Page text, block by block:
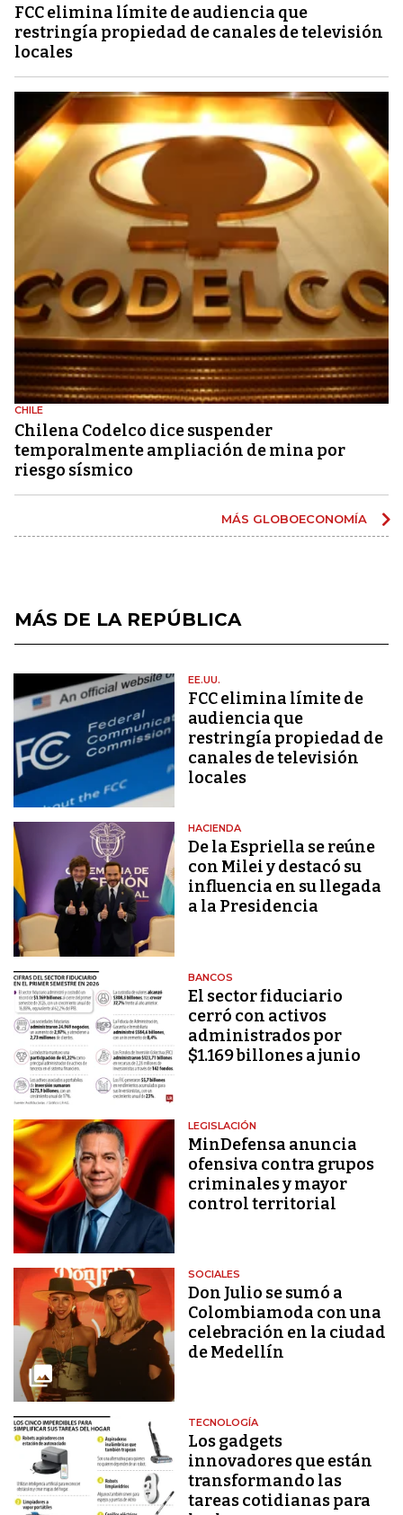
FCC elimina límite de audiencia que
restringía propiedad de canales de televisión
locales
CHILE
Chilena Codelco dice suspender
temporalmente ampliación de mina por
riesgo sísmico
MÁS GLOBOECONOMÍA
MÁS DE LA REPÚBLICA
EE.UU.
FCC elimina límite de
audiencia que
restringía propiedad de
canales de televisión
locales
HACIENDA
De la Espriella se reúne
con Milei y destacó su
influencia en su llegada
a la Presidencia
BANCOS
El sector fiduciario
cerró con activos
administrados por
$1.169 billones a junio
LEGISLACIÓN
MinDefensa anuncia
ofensiva contra grupos
criminales y mayor
control territorial
SOCIALES
Don Julio se sumó a
Colombiamoda con una
celebración en la ciudad
de Medellín
TECNOLOGÍA
Los gadgets
innovadores que están
transformando las
tareas cotidianas para